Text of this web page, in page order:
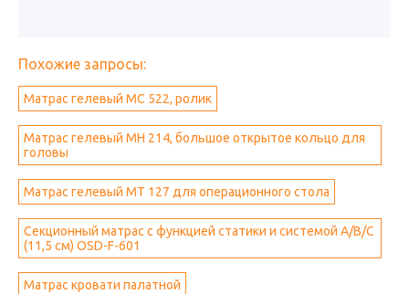
Похожие запросы:
Матрас гелевый MC 522, ролик
Матрас гелевый МН 214, большое открытое кольцо для
головы
Матрас гелевый MT 127 для операционного стола
Секционный матрас с функцией статики и системой A/B/C
(11,5 см) OSD-F-601
Матрас кровати палатной